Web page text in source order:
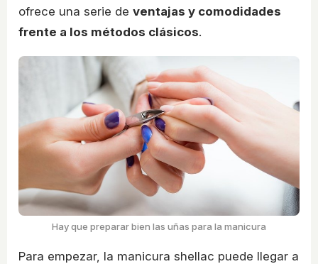
ofrece una serie de ventajas y comodidades
frente a los métodos clásicos.
Hay que preparar bien las uñas para la manicura
Para empezar, la manicura shellac puede llegar a